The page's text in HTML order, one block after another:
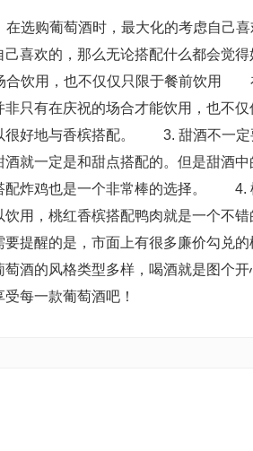
购葡萄酒时，最大化的考虑自己喜
喜欢的，那么无论搭配什么都会觉
饮用，也不仅仅只限于餐前饮用
只有在庆祝的场合才能饮用，也不仅
以很好地与香槟搭配。 3. 甜酒不
就一定是和甜点搭配的。但是甜酒
配炸鸡也是一个非常棒的选择。 4.
，桃红香槟搭配鸭肉就是一个不错
提醒的是，市面上有很多廉价勾兑
的风格类型多样，喝酒就是图个开
每一款葡萄酒吧！